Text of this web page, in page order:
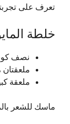
تعرف على
خلطة
نصف
ملعقة
ماسك للشعر